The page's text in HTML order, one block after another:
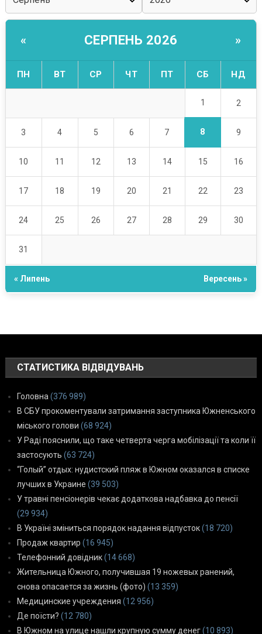
« СЕРПЕНЬ 2026 »
ПН ВТ СР ЧТ ПТ СБ НД
1 2
3 4 5 6 7 8 9
10 11 12 13 14 15 16
17 18 19 20 21 22 23
24 25 26 27 28 29 30
31
« Липень Вересень »
СТАТИСТИКА ВІДВІДУВАНЬ
Головна (376 989)
В СБУ прокоментували затримання заступника Южненського
міського голови (68 924)
У Раді пояснили, що таке четверта черга мобілізації та коли її
застосують (63 724)
“Голый” отдых: нудистский пляж в Южном оказался в списке
лучших в Украине (39 503)
У травні пенсіонерів чекає додаткова надбавка до пенсії
(29 934)
В Україні зміниться порядок надання відпусток(18 720)
Продаж квартир (16 945)
Телефонний довідник(14 668)
Жительница Южного, получившая 19 ножевых ранений,
снова опасается за жизнь (фото) (13 359)
Медицинские учреждения (12 956)
Де поїсти? (12 780)
В Южном на улице нашли крупную сумму денег(10 893)